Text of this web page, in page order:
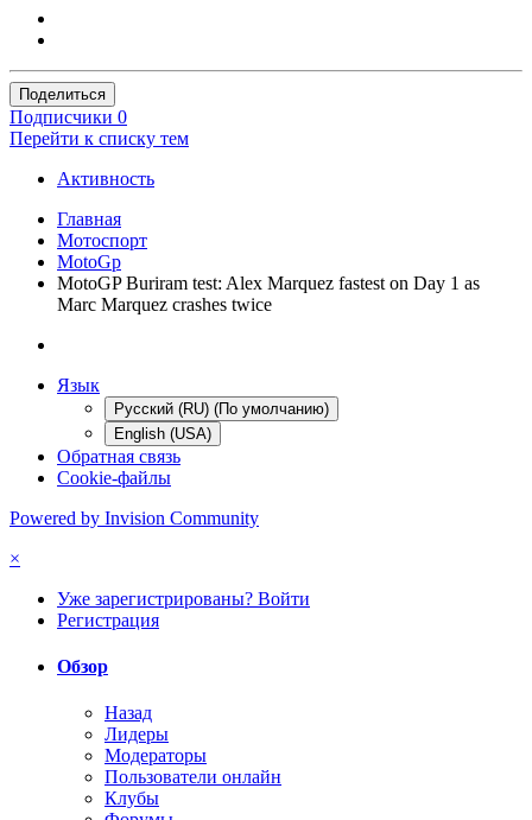
Поделиться
Подписчики 0
Перейти к списку тем
Активность
Главная
Мотоспорт
MotoGp
MotoGP Buriram test: Alex Marquez fastest on Day 1 as
Marc Marquez crashes twice
Язык
Русский (RU) (По умолчанию)
English (USA)
Обратная связь
Cookie-файлы
Powered by Invision Community
×
Уже зарегистрированы? Войти
Регистрация
Обзор
Назад
Лидеры
Модераторы
Пользователи онлайн
Клубы